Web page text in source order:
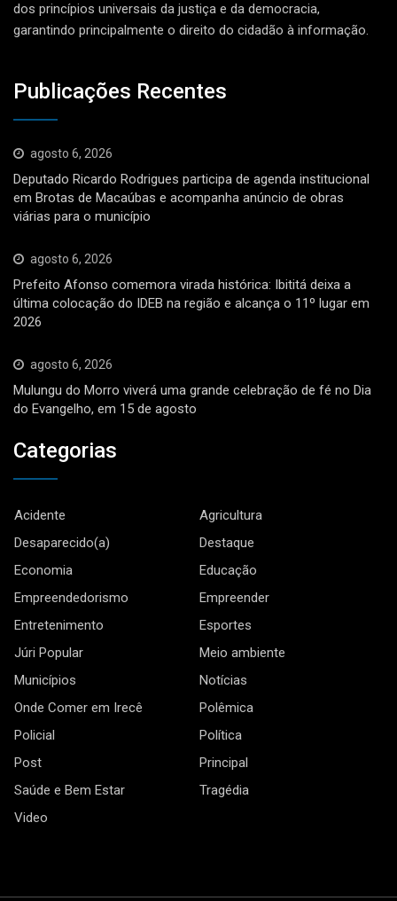
dos princípios universais da justiça e da democracia,
garantindo principalmente o direito do cidadão à informação.
Publicações Recentes
agosto 6, 2026
Deputado Ricardo Rodrigues participa de agenda institucional
em Brotas de Macaúbas e acompanha anúncio de obras
viárias para o município
agosto 6, 2026
Prefeito Afonso comemora virada histórica: Ibititá deixa a
última colocação do IDEB na região e alcança o 11º lugar em
2026
agosto 6, 2026
Mulungu do Morro viverá uma grande celebração de fé no Dia
do Evangelho, em 15 de agosto
Categorias
Acidente
Agricultura
Desaparecido(a)
Destaque
Economia
Educação
Empreendedorismo
Empreender
Entretenimento
Esportes
Júri Popular
Meio ambiente
Municípios
Notícias
Onde Comer em Irecê
Polêmica
Policial
Política
Post
Principal
Saúde e Bem Estar
Tragédia
Video